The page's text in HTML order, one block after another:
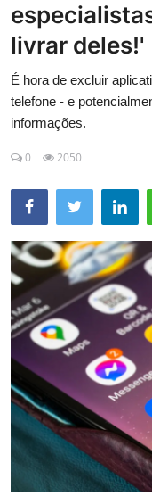
Uol pt Bate Papo
Economia
Política
Tecnologia e Games
livrar deles!'
É hora de excluir
telefone - e
informações.
0 2050